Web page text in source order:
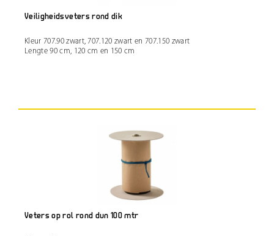
Veiligheidsveters rond dik
Kleur 707.90 zwart, 707.120 zwart en 707.150 zwart
Lengte 90 cm, 120 cm en 150 cm
Veters op rol rond dun 100 mtr